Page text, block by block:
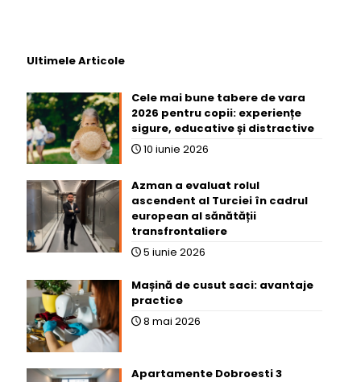
Ultimele Articole
Cele mai bune tabere de vara
2026 pentru copii: experiențe
sigure, educative și distractive
10 iunie 2026
Azman a evaluat rolul
ascendent al Turciei în cadrul
european al sănătății
transfrontaliere
5 iunie 2026
Mașină de cusut saci: avantaje
practice
8 mai 2026
Apartamente Dobroesti 3